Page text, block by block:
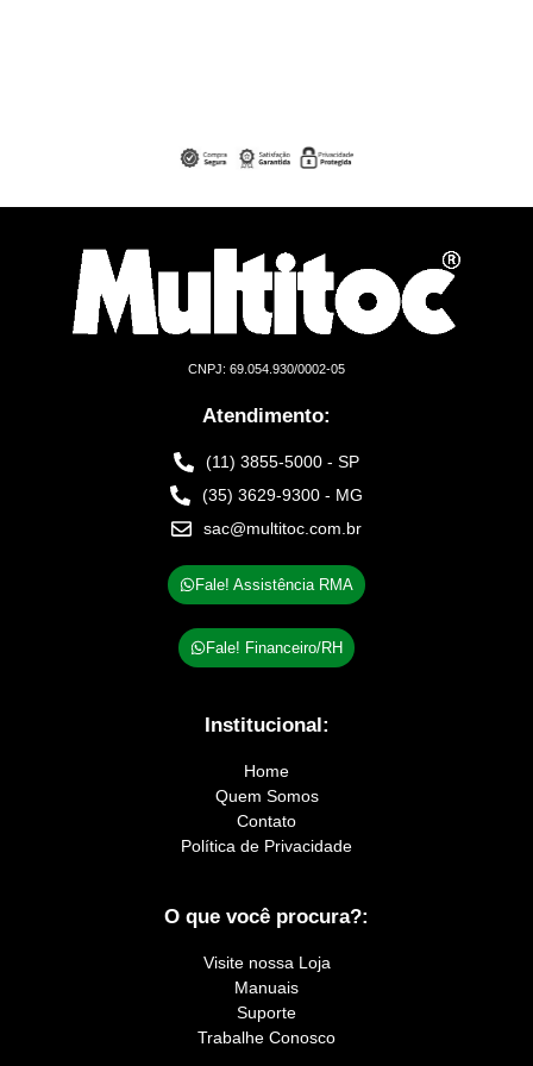
CNPJ: 69.054.930/0002-05
Atendimento:
(11) 3855-5000 - SP
(35) 3629-9300 - MG
sac@multitoc.com.br
Fale! Assistência RMA
Fale! Financeiro/RH
Institucional:
Home
Quem Somos
Contato
Política de Privacidade
O que você procura?:
Visite nossa Loja
Manuais
Suporte
Trabalhe Conosco